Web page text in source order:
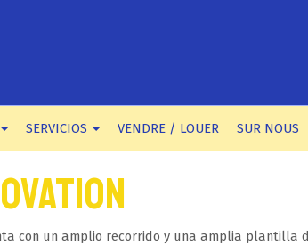
SERVICIOS VENDRE / LOUER SUR NOUS
con un amplio recorrido y una amplia plantilla